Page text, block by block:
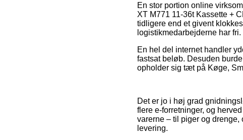
En stor portion online
XT M771 11-36t Kassette +
tidligere end et givent
logistikmedarbejderne har fri.
En hel del internet handler
fastsat beløb. Desuden
opholder sig tæt på Køge,
Det er jo i høj grad
flere e-forretninger, og
varerne – til piger og
levering.